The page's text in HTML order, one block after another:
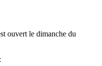
ouvert le dimanche du